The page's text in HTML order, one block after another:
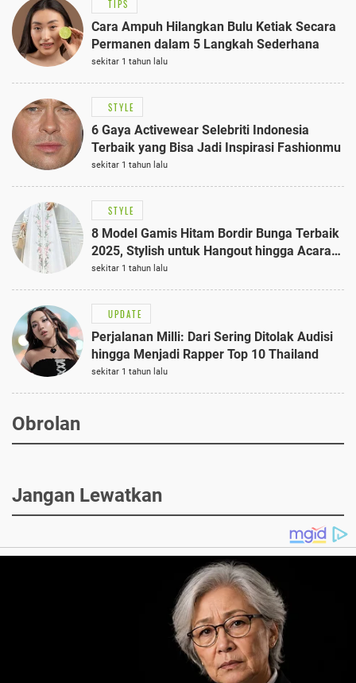
TIPS
Cara Ampuh Hilangkan Bulu Ketiak Secara
Permanen dalam 5 Langkah Sederhana
sekitar 1 tahun lalu
STYLE
6 Gaya Activewear Selebriti Indonesia
Terbaik yang Bisa Jadi Inspirasi Fashionmu
sekitar 1 tahun lalu
STYLE
8 Model Gamis Hitam Bordir Bunga Terbaik
2025, Stylish untuk Hangout hingga Acara
Semi-Formal
sekitar 1 tahun lalu
UPDATE
Perjalanan Milli: Dari Sering Ditolak Audisi
hingga Menjadi Rapper Top 10 Thailand
sekitar 1 tahun lalu
Obrolan
Jangan Lewatkan